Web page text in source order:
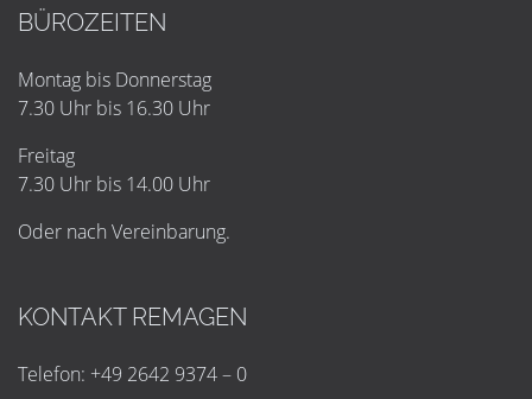
BÜROZEITEN
Montag bis Donnerstag
7.30 Uhr bis 16.30 Uhr
Freitag
7.30 Uhr bis 14.00 Uhr
Oder nach Vereinbarung.
KONTAKT REMAGEN
Telefon: +49 2642 9374 – 0